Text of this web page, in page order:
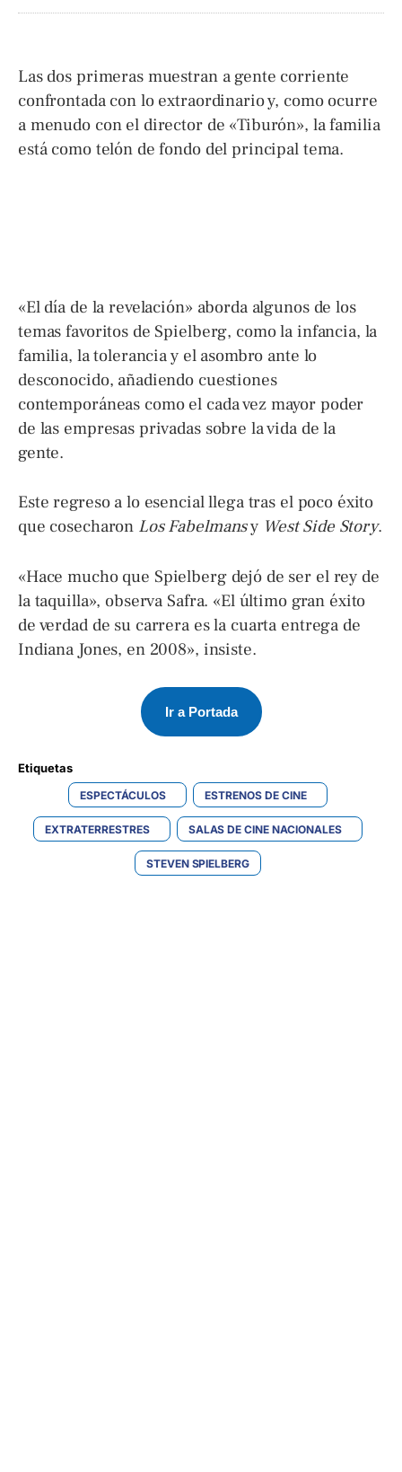
Las dos primeras muestran a gente corriente
confrontada con lo extraordinario y, como ocurre
a menudo con el director de «Tiburón», la familia
está como telón de fondo del principal tema.
«El día de la revelación» aborda algunos de los
temas favoritos de Spielberg, como la infancia, la
familia, la tolerancia y el asombro ante lo
desconocido, añadiendo cuestiones
contemporáneas como el cada vez mayor poder
de las empresas privadas sobre la vida de la
gente.
Este regreso a lo esencial llega tras el poco éxito
que cosecharon Los Fabelmansy West Side Story.
«Hace mucho que Spielberg dejó de ser el rey de
la taquilla», observa Safra. «El último gran éxito
de verdad de su carrera es la cuarta entrega de
Indiana Jones, en 2008», insiste.
Ir a Portada
Etiquetas
ESPECTÁCULOS ESTRENOS DE CINE
EXTRATERRESTRES SALAS DE CINE NACIONALES
STEVEN SPIELBERG